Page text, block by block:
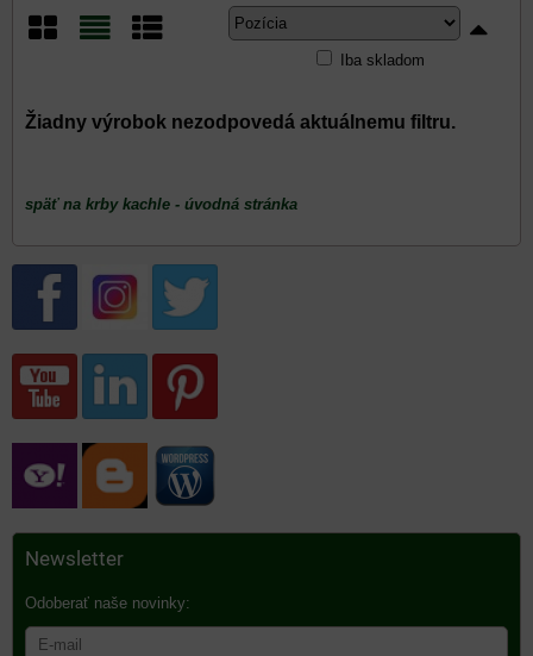
Iba skladom
späť na krby kachle - úvodná stránka
Newsletter
Odoberať naše novinky: